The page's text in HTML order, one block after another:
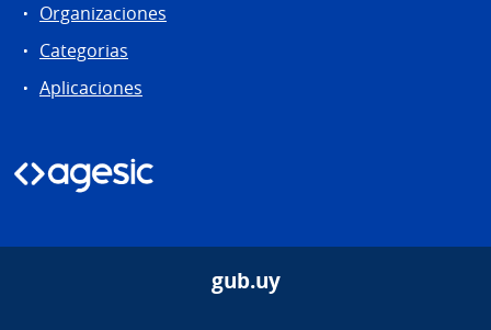
Organizaciones
Categorias
Aplicaciones
gub.uy